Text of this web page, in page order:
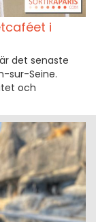
i
det senaste
sur-Seine.
och